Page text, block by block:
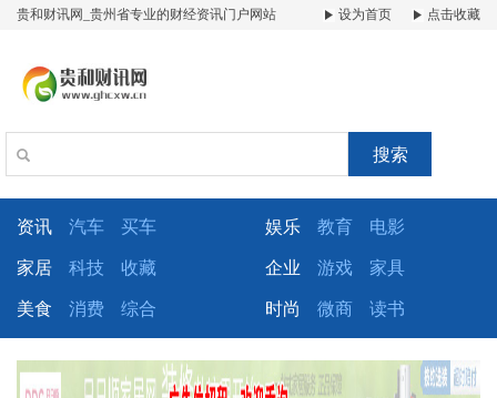
贵和财讯网_贵州省专业的财经资讯门户网站 设为首页 点击收藏
搜索
资讯 汽车 买车 娱乐 教育 电影
家居 科技 收藏 企业 游戏 家具
美食 消费 综合 时尚 微商 读书